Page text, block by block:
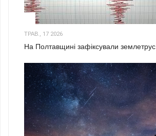
ТРАВ., 17 2026
На Полтавщині зафіксували землетрус